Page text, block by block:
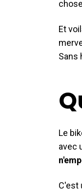
Et
Sans
Le
avec
C'est